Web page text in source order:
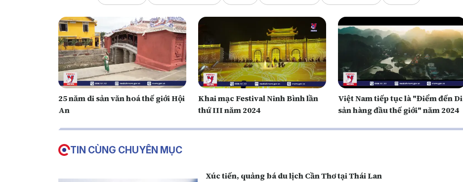
25 năm di sản văn hoá thế giới Hội
An
Khai mạc Festival Ninh Bình lần
thứ III năm 2024
Việt Nam tiếp tục là "Điểm đến Di
sản hàng đầu thế giới" năm 2024
TIN CÙNG CHUYÊN MỤC
Xúc tiến, quảng bá du lịch Cần Thơ tại Thái Lan